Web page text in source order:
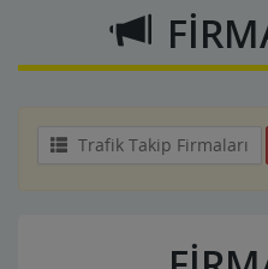
Trafik Takip Firmaları